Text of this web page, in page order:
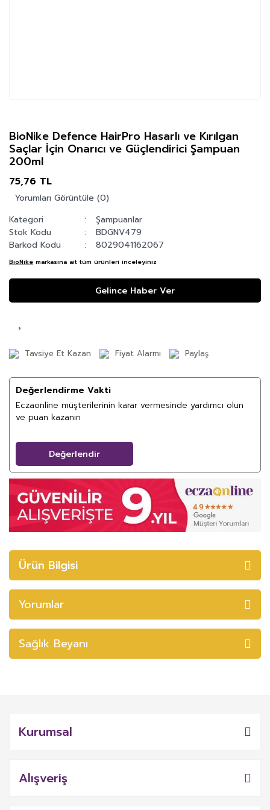
BioNike Defence HairPro Hasarlı ve Kırılgan
Saçlar İçin Onarıcı ve Güçlendirici Şampuan
200ml
75,76 TL
Yorumları Görüntüle (0)
Kategori
Şampuanlar
Stok Kodu
BDGNV479
Barkod Kodu
8029041162067
BioNike markasına ait tüm ürünleri inceleyiniz
Gelince Haber Ver
Tavsiye Et Kazan Fiyat Alarmı Paylaş
Değerlendirme Vakti
Eczaonline müşterilerinin karar vermesinde yardımcı olun
ve puan kazanın
Değerlendir
Ürün Bilgisi
Yorumlar
Sağlık Beyanı
Kurumsal
Alışveriş